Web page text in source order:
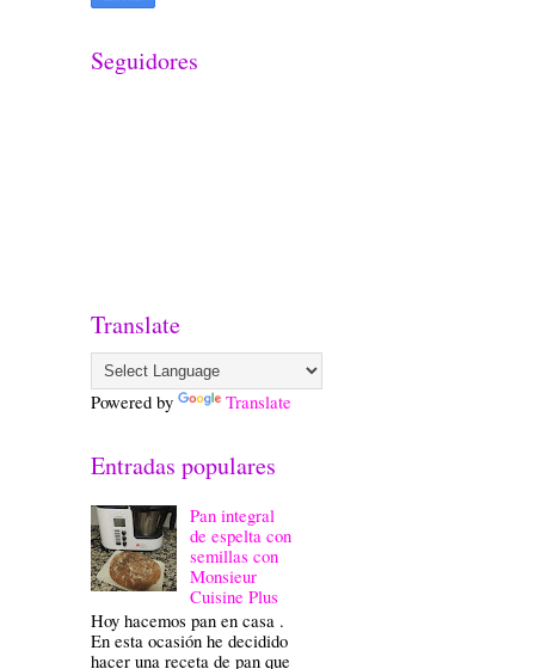
Seguidores
Translate
Powered by Translate
Entradas populares
Pan integral
de espelta con
semillas con
Monsieur
Cuisine Plus
Hoy hacemos pan en casa .
En esta ocasión he decidido
hacer una receta de pan que